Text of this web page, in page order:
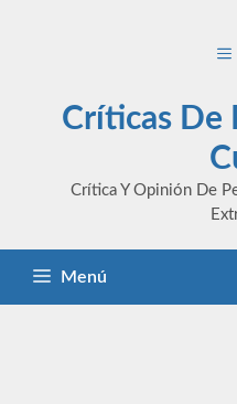
Críticas De
Crítica Y Opinión De
Menú